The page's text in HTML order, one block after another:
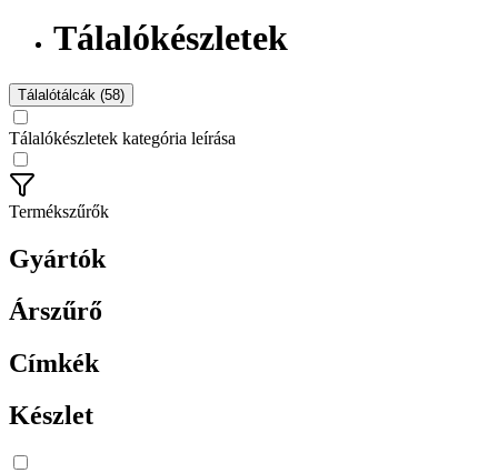
Tálalókészletek
Tálalótálcák (58)
Tálalókészletek kategória leírása
Termékszűrők
Gyártók
Árszűrő
Címkék
Készlet